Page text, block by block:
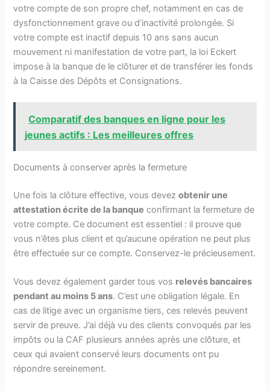
votre compte de son propre chef, notamment en cas de
dysfonctionnement grave ou d’inactivité prolongée. Si
votre compte est inactif depuis 10 ans sans aucun
mouvement ni manifestation de votre part, la loi Eckert
impose à la banque de le clôturer et de transférer les fonds
à la Caisse des Dépôts et Consignations.
Comparatif des banques en ligne pour les
jeunes actifs : Les meilleures offres
Documents à conserver après la fermeture
Une fois la clôture effective, vous devezobtenir une
attestation écrite de la banque confirmant la fermeture de
votre compte. Ce document est essentiel : il prouve que
vous n’êtes plus client et qu’aucune opération ne peut plus
être effectuée sur ce compte. Conservez-le précieusement.
Vous devez également garder tous vos relevés bancaires
pendant au moins 5 ans. C’est une obligation légale. En
cas de litige avec un organisme tiers, ces relevés peuvent
servir de preuve. J’ai déjà vu des clients convoqués par les
impôts ou la CAF plusieurs années après une clôture, et
ceux qui avaient conservé leurs documents ont pu
répondre sereinement.